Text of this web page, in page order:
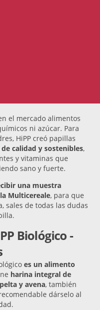
el mercado alimentos
ni azúcar. Para
HiPP creó papillas
calidad y sostenibles,
y vitaminas que
sano y fuerte.
una muestra
Multicereale, para que
sales de todas las dudas
Biológico -
es un alimento
harina integral de
y avena, también
dárselo al